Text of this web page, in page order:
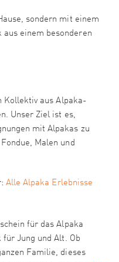
sondern mit einem
einem besonderen
Kollektiv aus Alpaka-
Unser Ziel ist es,
mit Alpakas zu
Malen und
Alle Alpaka Erlebnisse
für das Alpaka
Jung und Alt. Ob
Familie, dieses